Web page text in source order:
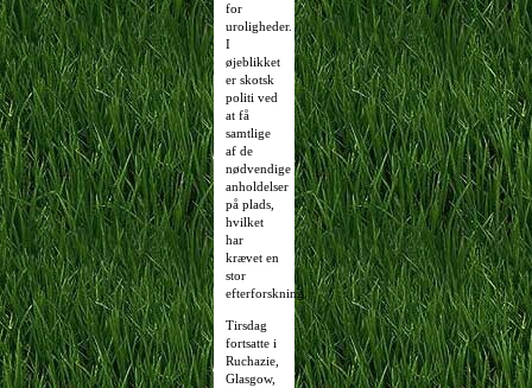
for
uroligheder.
I
øjeblikket
er skotsk
politi ved
at få
samtlige
af de
nødvendige
anholdelser
på plads,
hvilket
har
krævet en
stor
efterforskning.
Tirsdag
fortsatte i
Ruchazie,
Glasgow,